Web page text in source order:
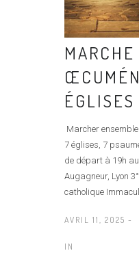
MARCHE
ÉGLISES
Marcher
7 églises, 7
de départ à 19h
Augagneur, Lyon
catholique
AVRIL 11, 2025 -
IN